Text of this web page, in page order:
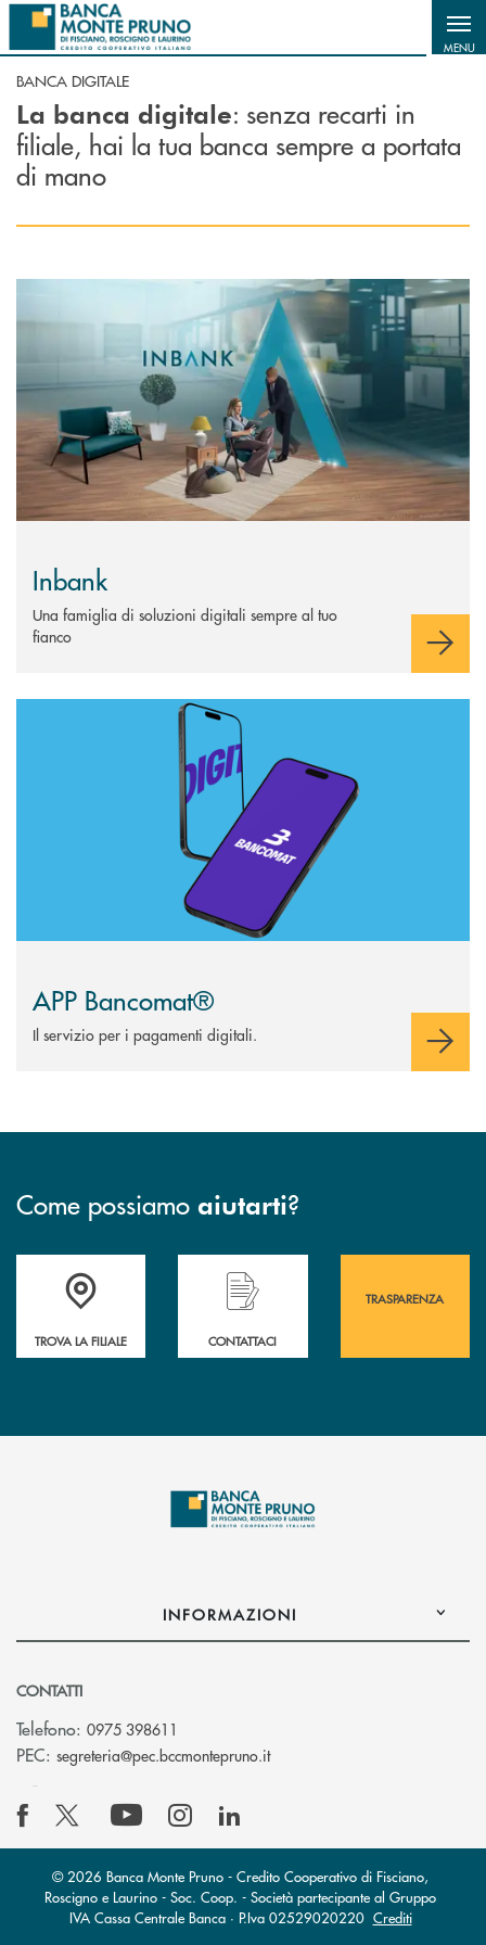
Salta al contenuto principale
MENU
BANCA DIGITALE
La banca digitale: senza recarti in
filiale, hai la tua banca sempre a portata
di mano
Inbank
Una famiglia di soluzioni digitali sempre al tuo
fianco
Scopri di più APP Bancomat®
APP Bancomat®
Il servizio per i pagamenti digitali.
Come possiamo aiutarti?
Accedi all' elenco completo&nbsp; delle&nbsp; filiali&nbsp; di Banca
TROVA LA FILIALE
Hai bisogno di assistenza immediata?
CONTATTACI
TRASPARENZA
INFORMAZIONI
CONTATTI
Telefono: 0975 398611
PEC: segreteria@pec.bccmontepruno.it(si apre l’app di posta
© 2026 Banca Monte Pruno - Credito Cooperativo di Fisciano,
Roscigno e Laurino - Soc. Coop. - Società partecipante al Gruppo
IVA Cassa Centrale Banca · P.Iva 02529020220 Crediti